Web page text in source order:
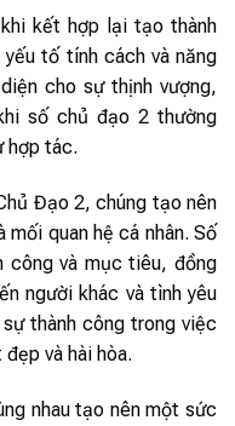
kết hợp lại tạo thành
tố tính cách và năng
cho sự thịnh vượng,
số chủ đạo 2 thường
hợp tác.
Đạo 2, chúng tạo nên
quan hệ cá nhân. Số
công và mục tiêu, đồng
người khác và tình yêu
thành công trong việc
và hài hòa.
nhau tạo nên một sức